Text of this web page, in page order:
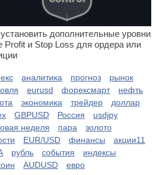
дополнительные уровни
Profit и Stop Loss для ордера или
аналитика прогноз
рынок
eurusd форексмарт
нефть
экономика трейдер
доллар
GBPUSD Россия
usdjpy
неделя
пара
золото
EUR/USD финансы
акции11
рубль события
индексы
AUDUSD евро